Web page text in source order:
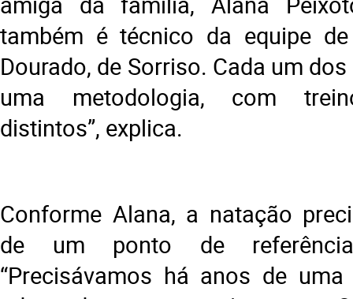
também é técnico da equipe
Dourado, de Sorriso. Cada um
uma metodologia, com
distintos”, explica.
Conforme Alana, a natação
de um ponto de
“Precisávamos há anos de